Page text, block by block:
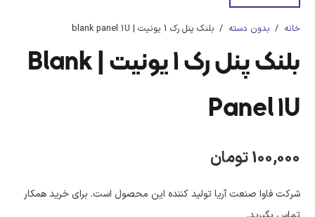
خانه / بدون دسته / بلنک پنل رک 1 یونیت | blank panel 1U
بلنک پنل رک 1 یونیت | Blank
Panel 1U
100,000تومان
شرکت فاوا صنعت آریا تولید کننده این محصول است. برای خرید همکار